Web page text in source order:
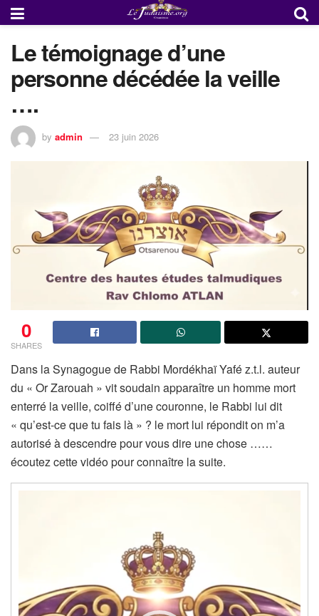
Le témoignage d’une
personne décédée la veille
….
by admin 23 juin 2026
0
SHARES
Dans la Synagogue de Rabbi Mordékhaï Yafé z.t.l. auteur
du « Or Zarouah » vit soudain apparaître un homme mort
enterré la veille, coiffé d’une couronne, le Rabbi lui dit
« qu’est-ce que tu fais là » ? le mort lui répondit on m’a
autorisé à descendre pour vous dire une chose ……
écoutez cette vidéo pour connaître la suite.